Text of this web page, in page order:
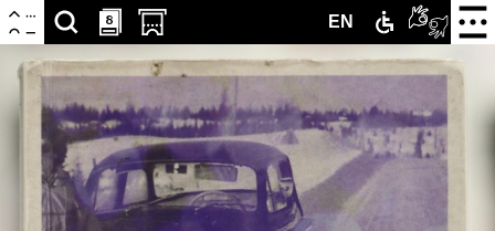
Nawigacja
SZUKAJ
ARTYKUŁÓW,
PODSTRON,
WYDARZEŃ,
LUDZI,
PRZESCROLLUJ
DO
SEKCJI
KALENDARZA
WYDARZEŃ
8 OTWÓRZ
STRONĘ
Z
KUPNEM
BILETÓW
8 ENGLISH
VERSION
EN ZAMEK
DLA PJM
ONLINE
menu
Centrum
Kultury
Zamek